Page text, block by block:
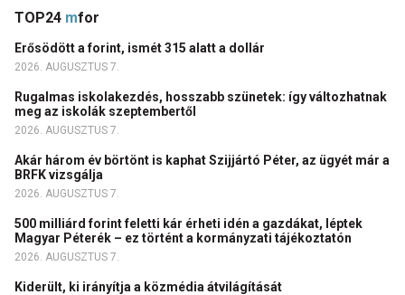
TOP24 mfor
Erősödött a forint, ismét 315 alatt a dollár
2026. AUGUSZTUS 7.
Rugalmas iskolakezdés, hosszabb szünetek: így változhatnak
meg az iskolák szeptembertől
2026. AUGUSZTUS 7.
Akár három év börtönt is kaphat Szijjártó Péter, az ügyét már a
BRFK vizsgálja
2026. AUGUSZTUS 7.
500 milliárd forint feletti kár érheti idén a gazdákat, léptek
Magyar Péterék – ez történt a kormányzati tájékoztatón
2026. AUGUSZTUS 7.
Kiderült, ki irányítja a közmédia átvilágítását